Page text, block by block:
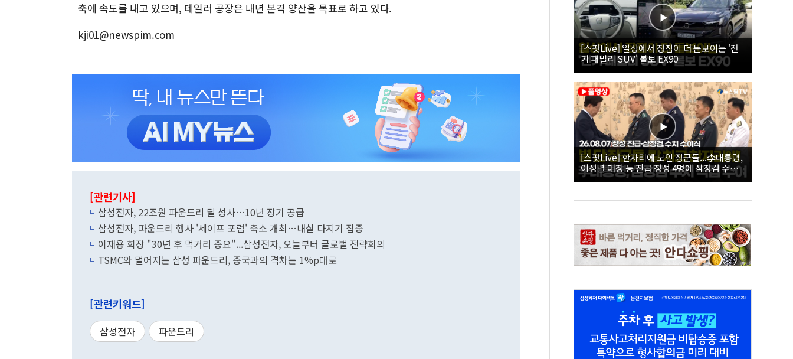
축에 속도를 내고 있으며, 테일러 공장은 내년 본격 양산을 목표로 하고 있다.
kji01@newspim.com
[관련기사]
삼성전자, 22조원 파운드리 딜 성사…10년 장기 공급
삼성전자, 파운드리 행사 '세이프 포럼' 축소 개최…내실 다지기 집중
이재용 회장 "30년 후 먹거리 중요"...삼성전자, 오늘부터 글로벌 전략회의
TSMC와 멀어지는 삼성 파운드리, 중국과의 격차는 1%p대로
[관련키워드]
삼성전자 파운드리
[스팟Live] 일상에서 장점이 더 돋보이는 '전
기 패밀리 SUV' 볼보 EX90
[스팟Live] 한자리에 모인 장군들...李대통령,
이상렬 대장 등 진급 장성 4명에 삼정검 수치
직접 수여｜26.08.07 장성 진급·삼정검 수치